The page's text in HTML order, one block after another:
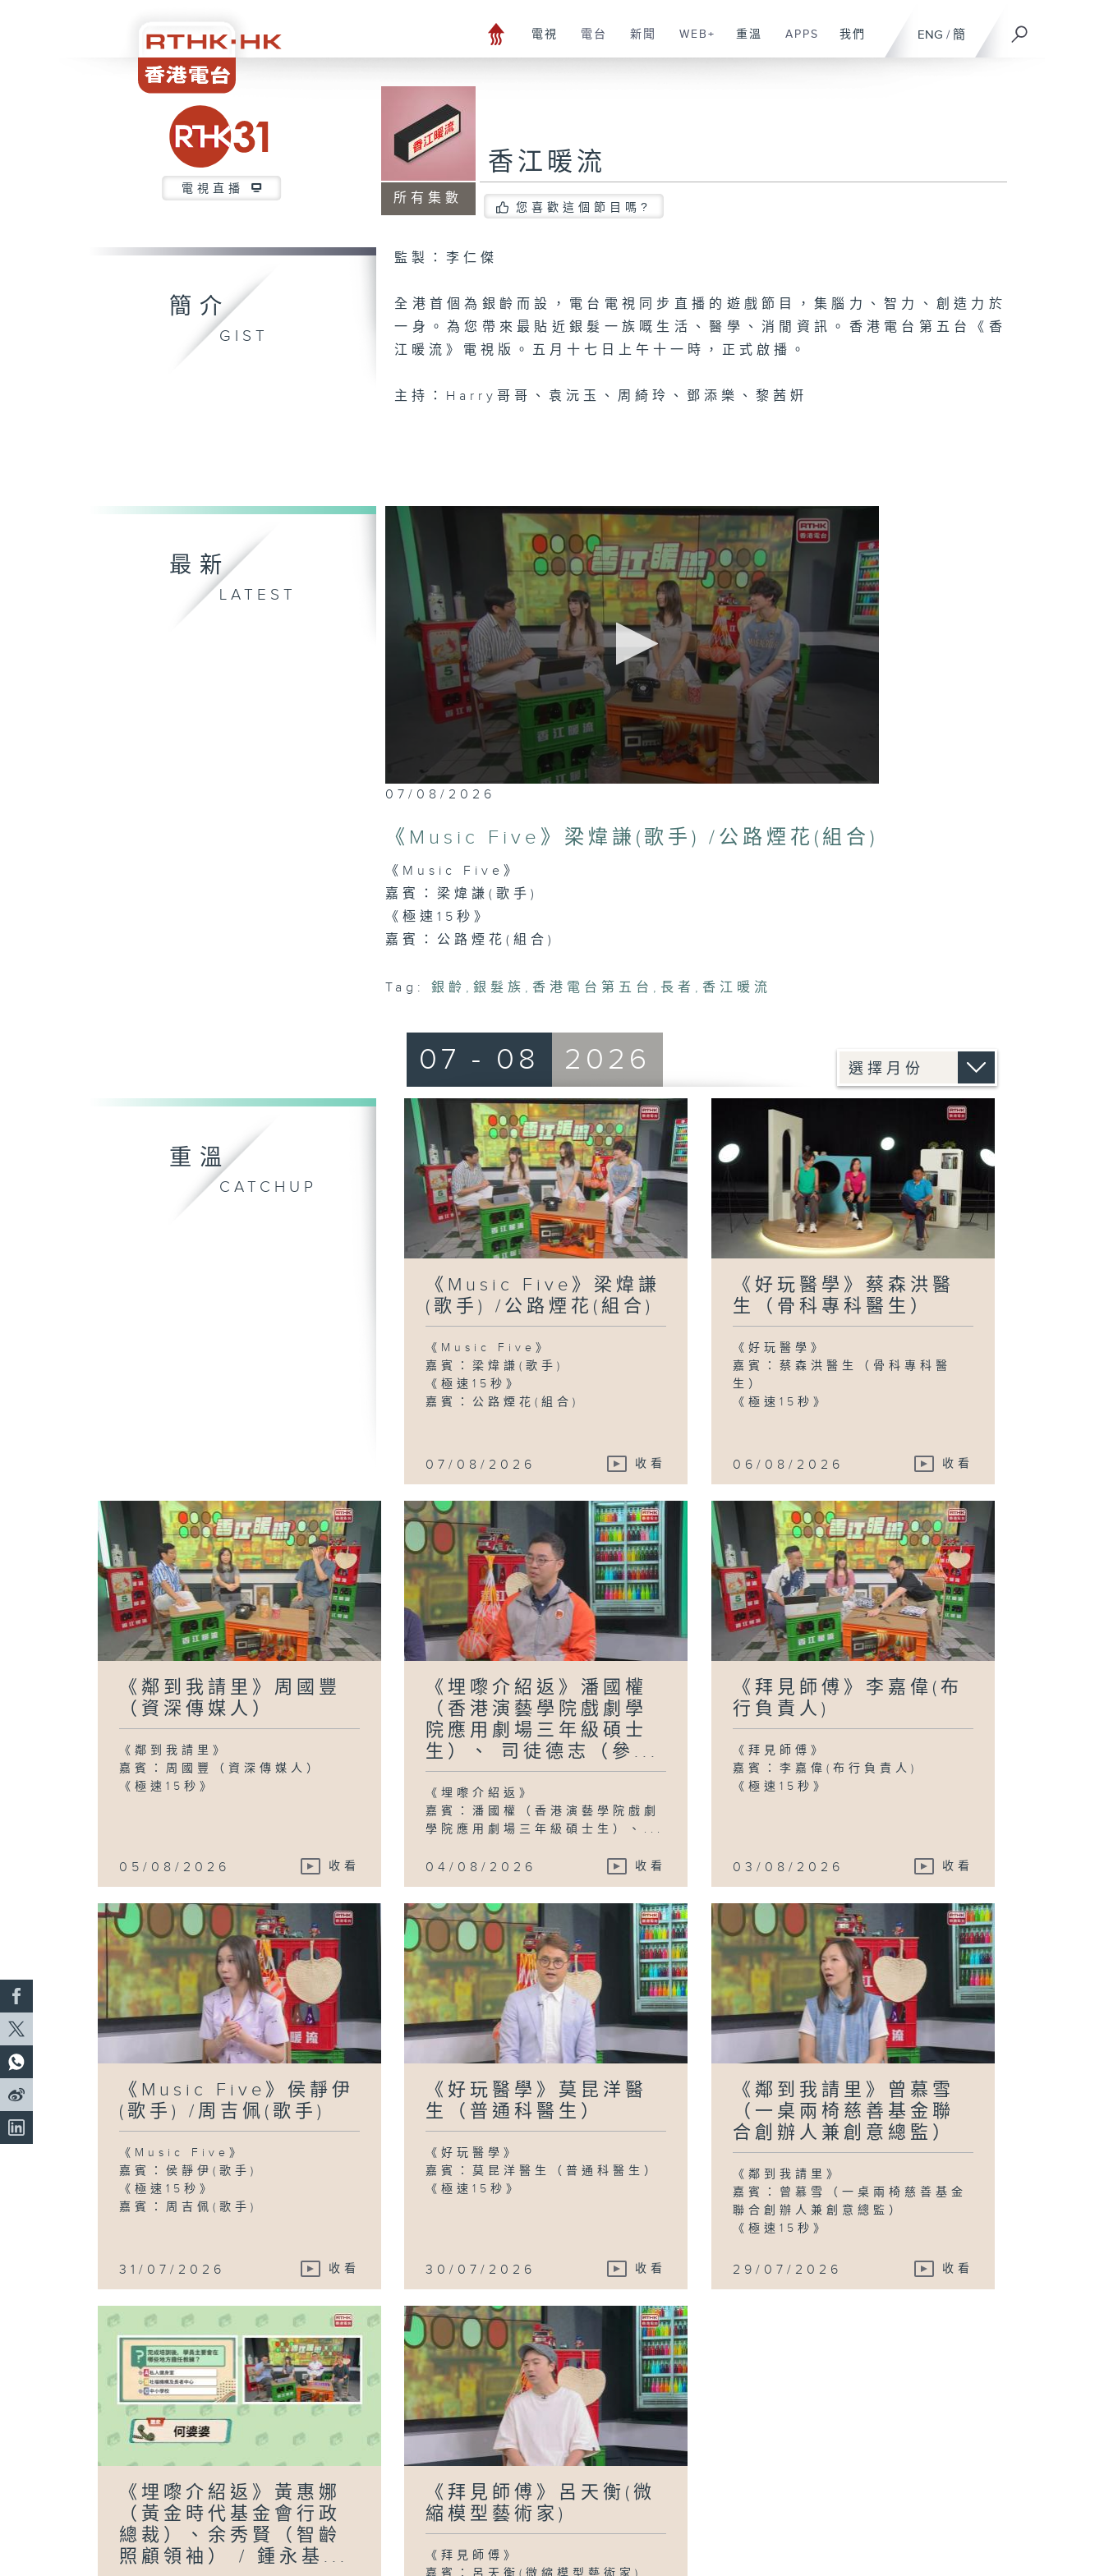
ENG / 簡
電視 電台 新聞 WEB+ 重溫 APPS 我們
電視直播
所有集數
香江暖流
您喜歡這個節目嗎?
簡介
GIST
監製：李仁傑
全港首個為銀齡而設，電台電視同步直播的遊戲節目，集腦力、智力、創造力於
一身。為您帶來最貼近銀髮一族嘅生活、醫學、消閒資訊。香港電台第五台《香
江暖流》電視版。五月十七日上午十一時，正式啟播。
主持：Harry哥哥、袁沅玉、周綺玲、鄧添樂、黎茜姸
最新
LATEST
0
seconds
47
minutes,
seconds
Volume
90%
07/08/2026
《Music Five》梁煒謙(歌手) /公路煙花(組合)
《Music Five》
嘉賓：梁煒謙(歌手)
《極速15秒》
嘉賓：公路煙花(組合)
Tag: 銀齡 , 銀髮族 , 香港電台第五台 , 長者 , 香江暖流
重溫
CATCHUP
07 - 08 2026
《Music Five》梁煒謙
(歌手) /公路煙花(組合)
《Music Five》
嘉賓：梁煒謙(歌手)
《極速15秒》
嘉賓：公路煙花(組合)
07/08/2026 收看
《好玩醫學》蔡森洪醫
生（骨科專科醫生）
《好玩醫學》
嘉賓：蔡森洪醫生（骨科專科醫
生）
《極速15秒》
06/08/2026 收看
《鄰到我請里》周國豐
（資深傳媒人）
《鄰到我請里》
嘉賓：周國豐（資深傳媒人）
《極速15秒》
05/08/2026 收看
《埋嚟介紹返》潘國權
（香港演藝學院戲劇學
院應用劇場三年級碩士
生）、 司徒德志（參...
《埋嚟介紹返》
嘉賓：潘國權（香港演藝學院戲劇
學院應用劇場三年級碩士生）、...
04/08/2026 收看
《拜見師傅》李嘉偉(布
行負責人)
《拜見師傅》
嘉賓：李嘉偉(布行負責人)
《極速15秒》
03/08/2026 收看
《Music Five》侯靜伊
(歌手) /周吉佩(歌手)
《Music Five》
嘉賓：侯靜伊(歌手)
《極速15秒》
嘉賓：周吉佩(歌手)
31/07/2026 收看
《好玩醫學》莫昆洋醫
生（普通科醫生）
《好玩醫學》
嘉賓：莫昆洋醫生（普通科醫生）
《極速15秒》
30/07/2026 收看
《鄰到我請里》曾慕雪
（一桌兩椅慈善基金聯
合創辦人兼創意總監）
《鄰到我請里》
嘉賓：曾慕雪（一桌兩椅慈善基金
聯合創辦人兼創意總監）
《極速15秒》
29/07/2026 收看
《埋嚟介紹返》黃惠娜
（黃金時代基金會行政
總裁）、余秀賢（智齡
照顧領袖） / 鍾永基...
《拜見師傅》呂天衡(微
縮模型藝術家)
《拜見師傅》